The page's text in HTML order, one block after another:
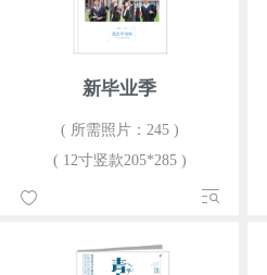
新毕业季
( 所需照片：245 )
( 12寸竖款205*285 )